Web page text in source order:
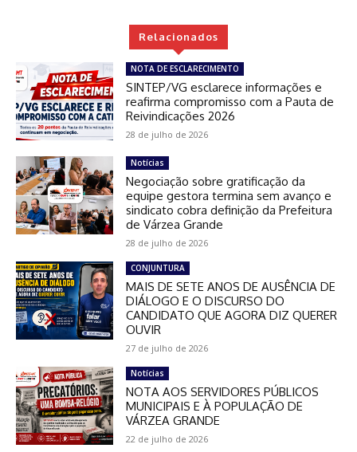
Relacionados
NOTA DE ESCLARECIMENTO
SINTEP/VG esclarece informações e
reafirma compromisso com a Pauta de
Reivindicações 2026
28 de julho de 2026
Notícias
Negociação sobre gratificação da
equipe gestora termina sem avanço e
sindicato cobra definição da Prefeitura
de Várzea Grande
28 de julho de 2026
CONJUNTURA
MAIS DE SETE ANOS DE AUSÊNCIA DE
DIÁLOGO E O DISCURSO DO
CANDIDATO QUE AGORA DIZ QUERER
OUVIR
27 de julho de 2026
Notícias
NOTA AOS SERVIDORES PÚBLICOS
MUNICIPAIS E À POPULAÇÃO DE
VÁRZEA GRANDE
22 de julho de 2026